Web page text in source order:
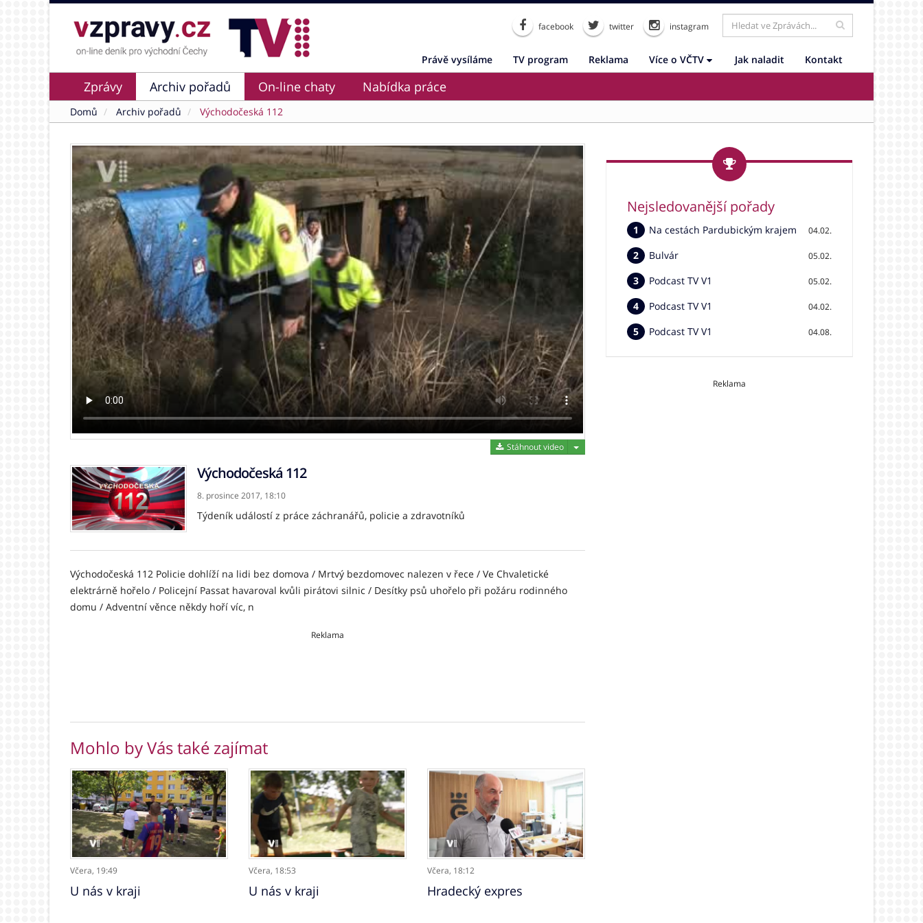
facebook twitter instagram
Právě vysíláme TV program Reklama Více o VČTV Jak naladit Kontakt
Zprávy Archiv pořadů On-line chaty Nabídka práce
Domů Archiv pořadů Východočeská 112
Stáhnout video Stáhnout video
Východočeská 112
8. prosince 2017, 18:10
Týdeník událostí z práce záchranářů, policie a zdravotníků
Východočeská 112 Policie dohlíží na lidi bez domova / Mrtvý bezdomovec nalezen v řece / Ve Chvaletické
elektrárně hořelo / Policejní Passat havaroval kvůli pirátovi silnic / Desítky psů uhořelo při požáru rodinného
domu / Adventní věnce někdy hoří víc, n
Reklama
Mohlo by Vás také zajímat
Včera, 19:49
U nás v kraji
Včera, 18:53
U nás v kraji
Včera, 18:12
Hradecký expres
Nejsledovanější pořady
Na cestách Pardubickým krajem 04.02.
Bulvár 05.02.
Podcast TV V1 05.02.
Podcast TV V1 04.02.
Podcast TV V1 04.08.
Reklama